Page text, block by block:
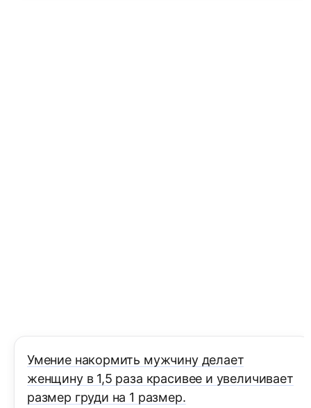
Умение накормить мужчину делает
женщину в 1,5 раза красивее и увеличивает
размер груди на 1 размер.